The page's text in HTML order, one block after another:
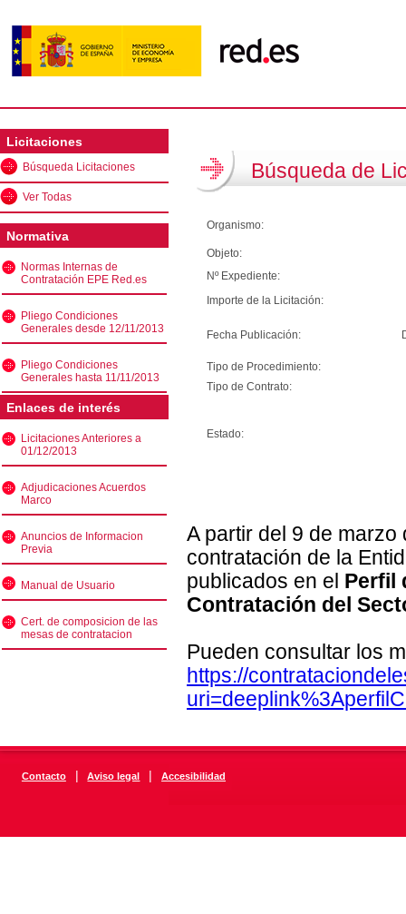
Licitaciones
Búsqueda Licitaciones
Ver Todas
Normativa
Normas Internas de
Contratación EPE Red.es
Pliego Condiciones
Generales desde 12/11/2013
Pliego Condiciones
Generales hasta 11/11/2013
Enlaces de interés
Licitaciones Anteriores a
01/12/2013
Adjudicaciones Acuerdos
Marco
Anuncios de Informacion
Previa
Manual de Usuario
Cert. de composicion de las
mesas de contratacion
Búsqueda de
Organismo:
Objeto:
Nº Expediente:
Importe de la Licitación:
Fecha Publicación:
Tipo de Procedimiento:
Tipo de Contrato:
Estado:
A partir del 9 de
contratación de la
publicados en el Perfil
Contratación del
Pueden consultar los
https://
Contacto | Aviso legal | Accesibilidad